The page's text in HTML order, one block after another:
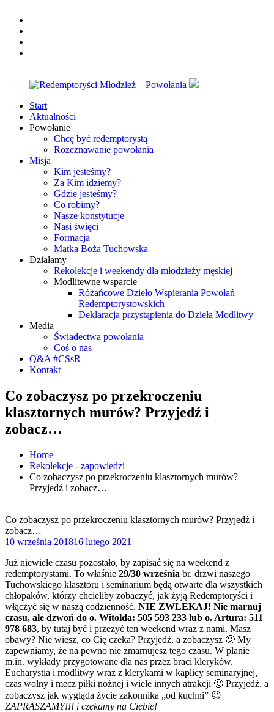
content
Redemptoryści
Młodzież
Powołania
Pomożemy
rozeznać
powołanie
życiowe
Start
Aktualności
Powołanie
Chcę być redemptorystą
Rozeznawanie powołania
Misja
Kim jesteśmy?
Za Kim idziemy?
Gdzie jesteśmy?
Co robimy?
Nasze konstytucje
Nasi święci
Formacja
Matka Boża Tuchowska
Działamy
Rekolekcje i weekendy dla młodzieży męskiej
Modlitewne wsparcie
Różańcowe Dzieło Wspierania Powołań
Redemptorystowskich
Deklaracja przystąpienia do Dzieła Modlitwy
Media
Świadectwa powołania
Coś o nas
Q&A #CSsR
Kontakt
Co zobaczysz po przekroczeniu
klasztornych murów? Przyjedź i
zobacz…
Home
Rekolekcje - zapowiedzi
Co zobaczysz po przekroczeniu klasztornych murów?
Przyjedź i zobacz…
Co zobaczysz po przekroczeniu klasztornych murów? Przyjedź i
zobacz…
10 września 201816 lutego 2021
Już niewiele czasu pozostało, by zapisać się na weekend z
redemptorystami. To właśnie 29/30 września br. drzwi naszego
Tuchowskiego klasztoru i seminarium będą otwarte dla wszystkich
chłopaków, którzy chcieliby zobaczyć, jak żyją Redemptoryści i
włączyć się w naszą codzienność. NIE ZWLEKAJ! Nie marnuj
czasu, ale dzwoń do o. Witolda: 505 593 233 lub o. Artura: 511
978 683, by tutaj być i przeżyć ten weekend wraz z nami. Masz
obawy? Nie wiesz, co Cię czeka? Przyjedź, a zobaczysz 🙂 My
zapewniamy, że na pewno nie zmarnujesz tego czasu. W planie
m.in. wykłady przygotowane dla nas przez braci kleryków,
Eucharystia i modlitwy wraz z klerykami w kaplicy seminaryjnej,
czas wolny i mecz piłki nożnej i wiele innych atrakcji 🙂 Przyjedź, a
zobaczysz jak wygląda życie zakonnika „od kuchni” 😉
ZAPRASZAMY!!! i czekamy na Ciebie!